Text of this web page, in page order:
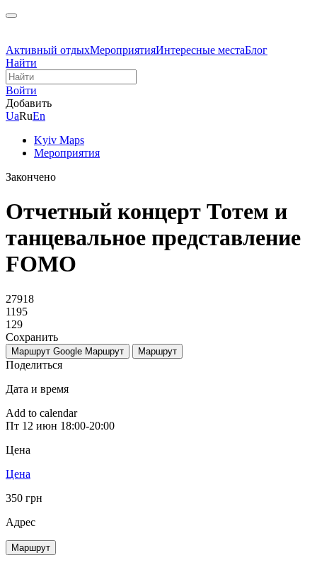
Активный отдыхМероприятияИнтересные местаБлог
Найти
Войти
Добавить
UaRuEn
Kyiv Maps
Мероприятия
Закончено
Отчетный концерт Тотем и
танцевальное представление
FOMO
27918
1195
129
Сохранить
Маршрут Google Маршрут Маршрут
Поделиться
Дата и время
Add to calendar
Пт 12 июн 18:00-20:00
Цена
Цена
350 грн
Адрес
Маршрут